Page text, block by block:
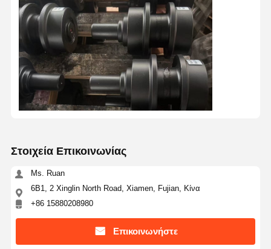
Στοιχεία Επικοινωνίας
Ms. Ruan
6Β1, 2 Xinglin North Road, Xiamen, Fujian, Κίνα
+86 15880208980
Επικοινωνήστε